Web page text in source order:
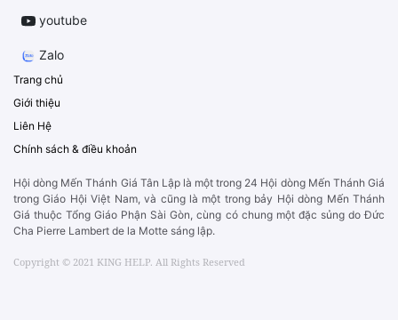
youtube
Zalo
Trang chủ
Giới thiệu
Liên Hệ
Chính sách & điều khoản
Hội dòng Mến Thánh Giá Tân Lập là một trong 24 Hội dòng Mến Thánh Giá
trong Giáo Hội Việt Nam, và cũng là một trong bảy Hội dòng Mến Thánh
Giá thuộc Tổng Giáo Phận Sài Gòn, cùng có chung một đặc sủng do Đức
Cha Pierre Lambert de la Motte sáng lập.
Copyright © 2021 KING HELP. All Rights Reserved